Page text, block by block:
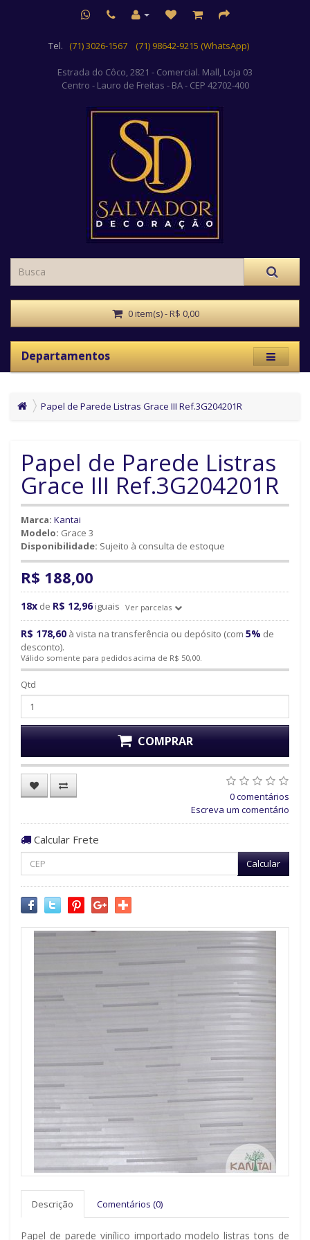
Tel. (71) 3026-1567 (71) 98642-9215 (WhatsApp)
Estrada do Côco, 2821 - Comercial. Mall, Loja 03
Centro - Lauro de Freitas - BA - CEP 42702-400
0 item(s) - R$ 0,00
Departamentos
Papel de Parede Listras Grace III Ref.3G204201R
Papel de Parede Listras
Grace III Ref.3G204201R
Marca: Kantai
Modelo: Grace 3
Disponibilidade: Sujeito à consulta de estoque
R$ 188,00
18x de R$ 12,96 iguais Ver parcelas
R$ 178,60 à vista na transferência ou depósito (com 5% de
desconto).
Válido somente para pedidos acima de R$ 50,00.
Qtd
COMPRAR
0 comentários
Escreva um comentário
Calcular Frete
Calcular
Descrição Comentários (0)
Papel de parede vinílico importado modelo listras tons de